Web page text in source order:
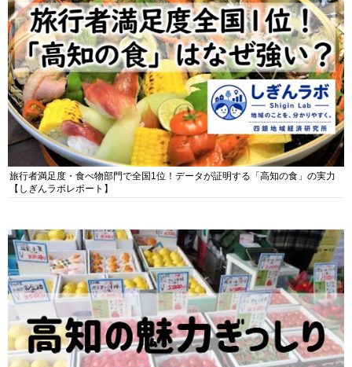
旅行者満足度・食べ物部門で全国1位！データが証明する「高知の食」の実力
【しぎんラボレポート】